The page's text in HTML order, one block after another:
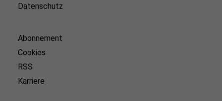
Datenschutz
Abonnement
Cookies
RSS
Karriere